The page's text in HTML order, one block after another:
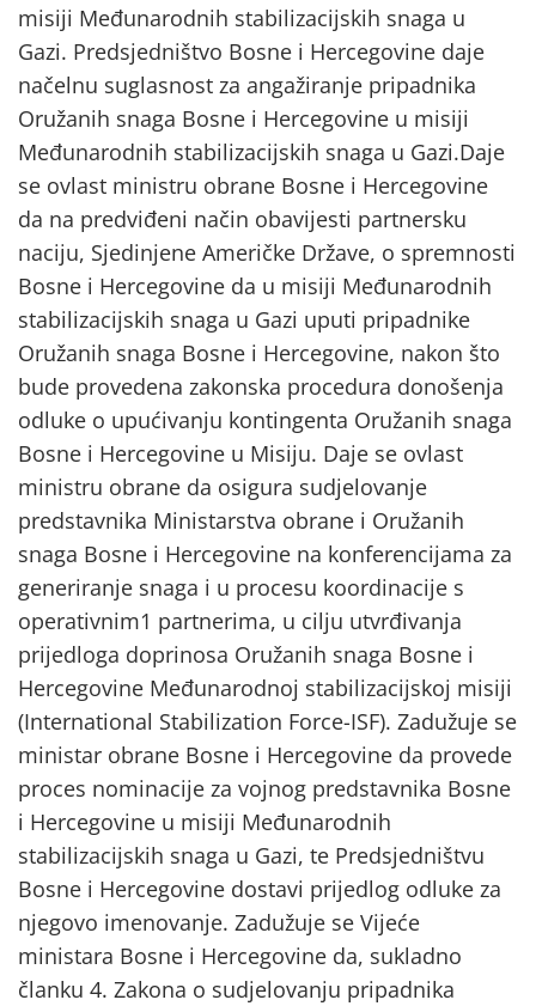
misiji Međunarodnih stabilizacijskih snaga u
Gazi. Predsjedništvo Bosne i Hercegovine daje
načelnu suglasnost za angažiranje pripadnika
Oružanih snaga Bosne i Hercegovine u misiji
Međunarodnih stabilizacijskih snaga u Gazi.Daje
se ovlast ministru obrane Bosne i Hercegovine
da na predviđeni način obavijesti partnersku
naciju, Sjedinjene Američke Države, o spremnosti
Bosne i Hercegovine da u misiji Međunarodnih
stabilizacijskih snaga u Gazi uputi pripadnike
Oružanih snaga Bosne i Hercegovine, nakon što
bude provedena zakonska procedura donošenja
odluke o upućivanju kontingenta Oružanih snaga
Bosne i Hercegovine u Misiju. Daje se ovlast
ministru obrane da osigura sudjelovanje
predstavnika Ministarstva obrane i Oružanih
snaga Bosne i Hercegovine na konferencijama za
generiranje snaga i u procesu koordinacije s
operativnim1 partnerima, u cilju utvrđivanja
prijedloga doprinosa Oružanih snaga Bosne i
Hercegovine Međunarodnoj stabilizacijskoj misiji
(International Stabilization Force-ISF). Zadužuje se
ministar obrane Bosne i Hercegovine da provede
proces nominacije za vojnog predstavnika Bosne
i Hercegovine u misiji Međunarodnih
stabilizacijskih snaga u Gazi, te Predsjedništvu
Bosne i Hercegovine dostavi prijedlog odluke za
njegovo imenovanje. Zadužuje se Vijeće
ministara Bosne i Hercegovine da, sukladno
članku 4. Zakona o sudjelovanju pripadnika